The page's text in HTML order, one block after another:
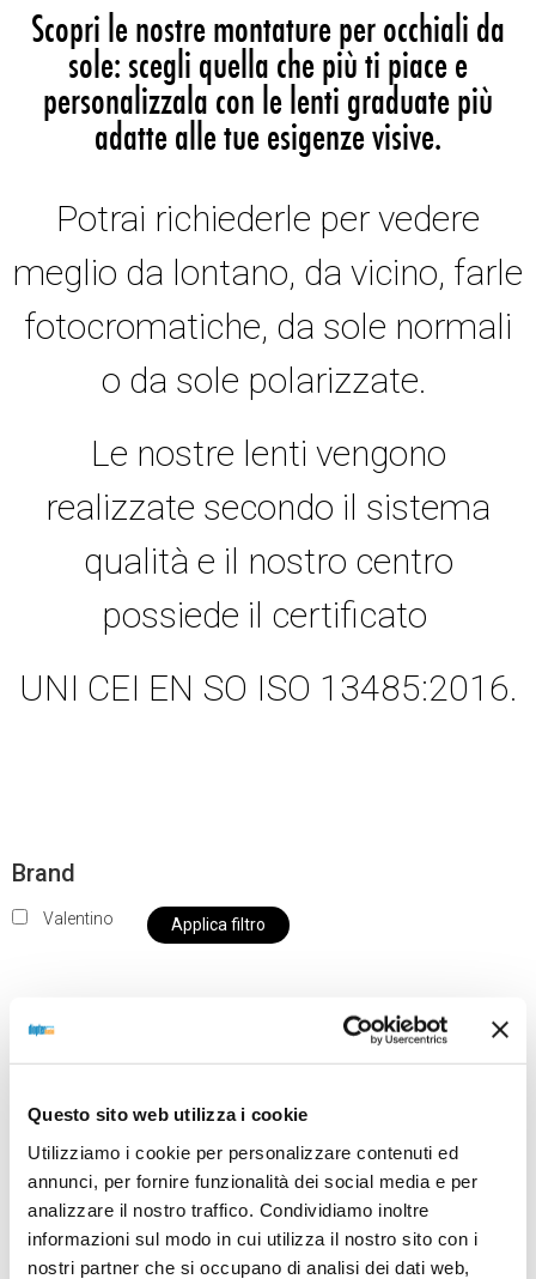
Questo sito web utilizza i cookie
Utilizziamo i cookie per personalizzare contenuti ed
annunci, per fornire funzionalità dei social media e per
analizzare il nostro traffico. Condividiamo inoltre
informazioni sul modo in cui utilizza il nostro sito con i
nostri partner che si occupano di analisi dei dati web,
Scopri le nostre montature per occhiali da
sole: scegli quella che più ti piace e
personalizzala con le lenti graduate più
adatte alle tue esigenze visive.
Potrai richiederle per vedere
meglio da lontano, da vicino, farle
fotocromatiche, da sole normali
o da sole polarizzate.
Le nostre lenti vengono
realizzate secondo il sistema
qualità e il nostro centro
possiede il certificato
UNI CEI EN SO ISO 13485:2016.
Brand
Valentino Applica filtro
Al momento siamo chiusi per ferie e i prodotti del
spedizione fino al giorno 31 agosto. BUONE FERIE
da OTTICA DIOPTER
Showing the single result